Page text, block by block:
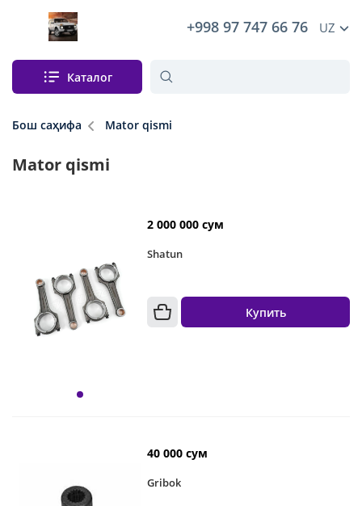
+998 97 747 66 76 UZ
Каталог
Бош саҳифа Mator qismi
Mator qismi
2 000 000 сум
Shatun
Купить
40 000 сум
Gribok